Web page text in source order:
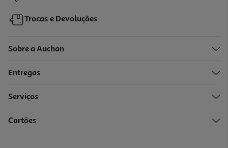
Trocas e Devoluções
Sobre a Auchan
Entregas
Serviços
Cartões